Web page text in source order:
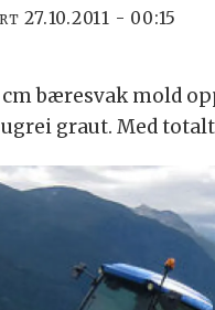
27.10.2011 - 00:15
cm bæresvak mold
graut. Med